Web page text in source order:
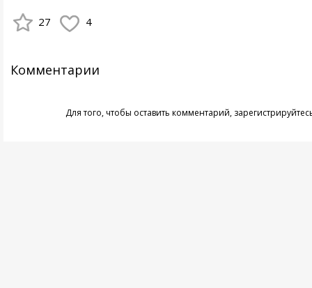
27 4
Комментарии
Для того, чтобы оставить комментарий,